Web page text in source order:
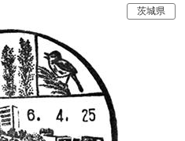
茨城県